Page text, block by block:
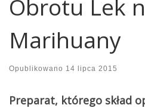
Obrotu Lek
Marihuany
Opublikowano 14 lipca 2015
Preparat, którego skład